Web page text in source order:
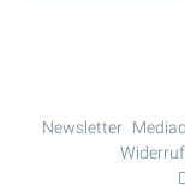
Newsletter